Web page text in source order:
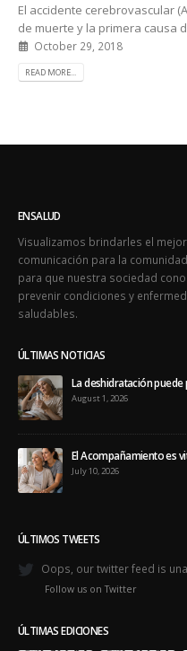
El accidente cerebrovascular
de muerte y la primera causa
October 29, 2018
READ MORE...
ENSALUD
Visualizamos brindarles el
comunicación para la
para que nuestra sociedad
prevenir condiciones y
saludables.
ÚLTIMAS NOTICIAS
La deshidratación
August 1, 2026
El Acompañamiento es
July 10, 2026
ÚLTIMOS TWEETS
Oops, our twitter feed is
Follow us on Twitter
ÚLTIMAS EDICIONES